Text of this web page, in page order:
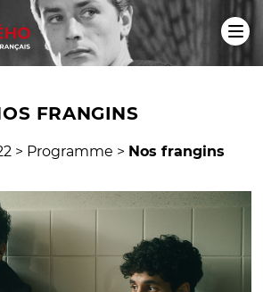
FRANGINS
> Programme > Nos frangins